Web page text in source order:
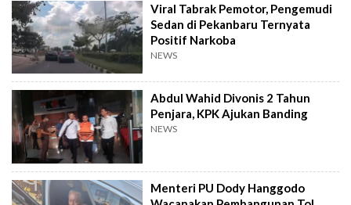
Viral Tabrak Pemotor, Pengemudi
Sedan di Pekanbaru Ternyata
Positif Narkoba
NEWS
Abdul Wahid Divonis 2 Tahun
Penjara, KPK Ajukan Banding
NEWS
Menteri PU Dody Hanggodo